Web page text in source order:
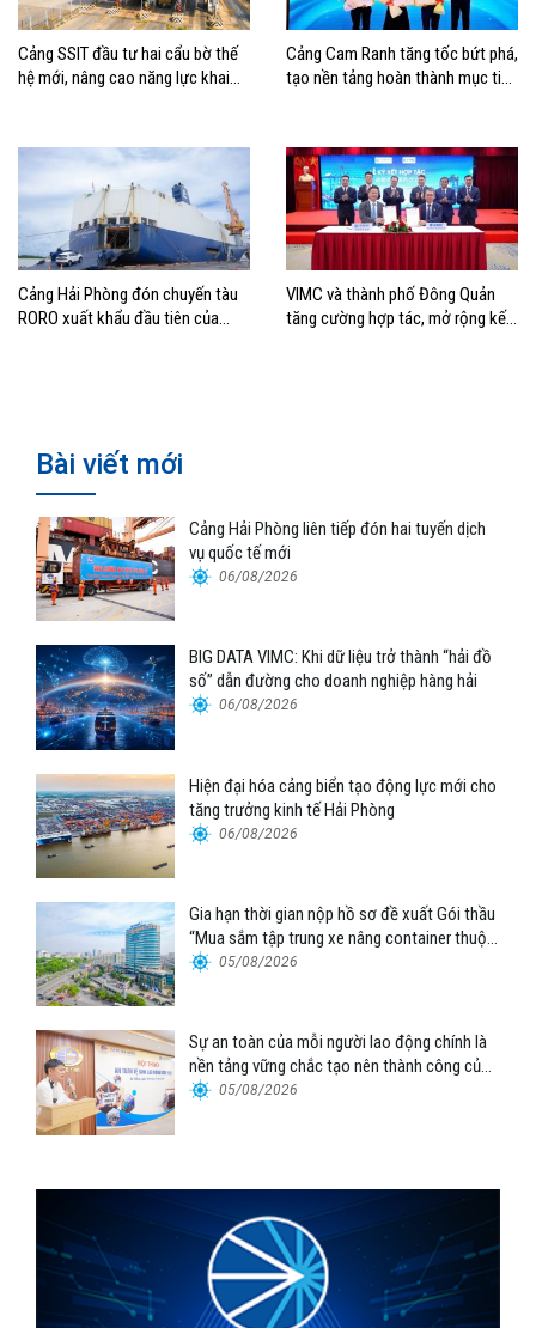
Cảng SSIT đầu tư hai cẩu bờ thế
hệ mới, nâng cao năng lực khai
Cảng Cam Ranh tăng tốc bứt phá,
tạo nền tảng hoàn thành mục tiêu
Cảng Hải Phòng đón chuyến tàu
RORO xuất khẩu đầu tiên của
VIMC và thành phố Đông Quản
tăng cường hợp tác, mở rộng kết
Bài viết mới
Cảng Hải Phòng liên tiếp đón hai tuyến dịch
vụ quốc tế mới
06/08/2026
BIG DATA VIMC: Khi dữ liệu trở thành “hải đồ
số” dẫn đường cho doanh nghiệp hàng hải
06/08/2026
Hiện đại hóa cảng biển tạo động lực mới cho
tăng trưởng kinh tế Hải Phòng
06/08/2026
Gia hạn thời gian nộp hồ sơ đề xuất Gói thầu
“Mua sắm tập trung xe nâng container thuộc
Tổng công ty Hàng hải Việt Nam – CTCP”
05/08/2026
Sự an toàn của mỗi người lao động chính là
nền tảng vững chắc tạo nên thành công của
Cảng Đà Nẵng
05/08/2026